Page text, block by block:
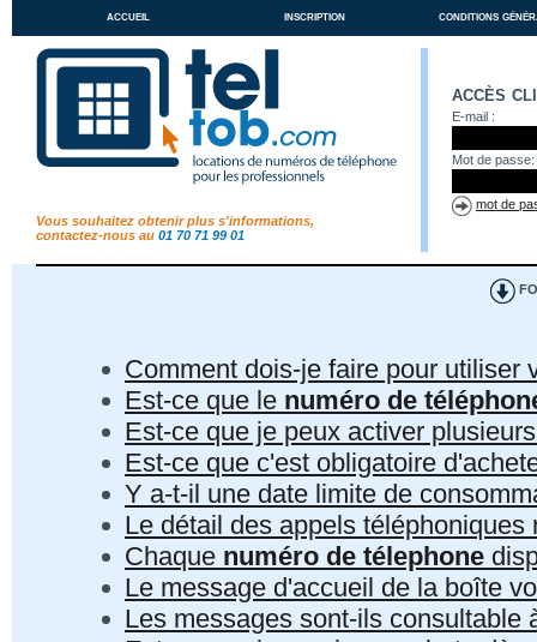
accueil inscription conditions
Vous souhaitez obtenir plus s'informations,
contactez-nous au 01 70 71 99 01
accès
E-mail :
Mot de passe:
mot de
Comment dois-je faire pour utiliser
Est-ce que le numéro de
Est-ce que je peux activer
Est-ce que c'est obligatoire
Y a-t-il une date limite de
Le détail des appels
Chaque numéro de télephone
Le message d'accueil de la boîte
Les messages sont-ils consultable